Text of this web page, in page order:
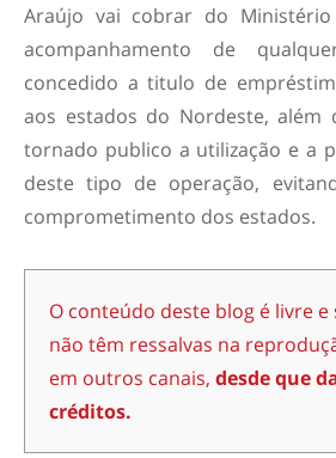
Araújo vai cobrar do
acompanhamento de
concedido a titulo de
aos estados do Nordeste, além
tornado publico a utilização e a
deste tipo de operação,
comprometimento dos estados.
O conteúdo deste blog é livre
não têm ressalvas na
em outros canais, desde que
créditos.